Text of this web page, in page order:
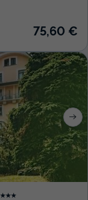
75,60 €
★★★